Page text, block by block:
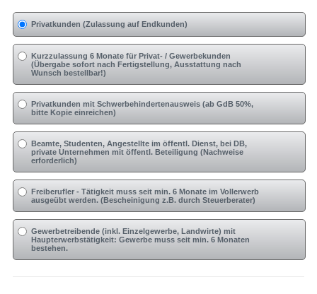
Privatkunden (Zulassung auf Endkunden)
Kurzzulassung 6 Monate für Privat- / Gewerbekunden
(Übergabe sofort nach Fertigstellung, Ausstattung nach
Wunsch bestellbar!)
Privatkunden mit Schwerbehindertenausweis (ab GdB 50%,
bitte Kopie einreichen)
Beamte, Studenten, Angestellte im öffentl. Dienst, bei DB,
private Unternehmen mit öffentl. Beteiligung (Nachweise
erforderlich)
Freiberufler - Tätigkeit muss seit min. 6 Monate im Vollerwerb
ausgeübt werden. (Bescheinigung z.B. durch Steuerberater)
Gewerbetreibende (inkl. Einzelgewerbe, Landwirte) mit
Haupterwerbstätigkeit: Gewerbe muss seit min. 6 Monaten
bestehen.